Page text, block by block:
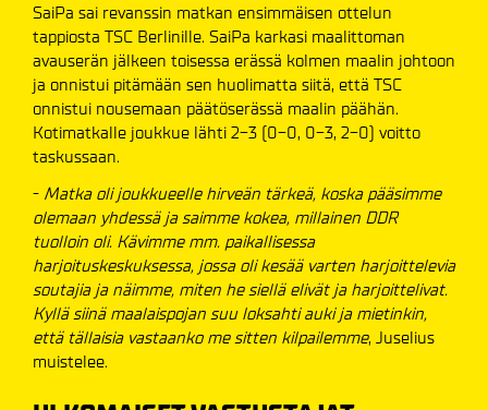
SaiPa sai revanssin matkan ensimmäisen ottelun
tappiosta TSC Berlinille. SaiPa karkasi maalittoman
avauserän jälkeen toisessa erässä kolmen maalin johtoon
ja onnistui pitämään sen huolimatta siitä, että TSC
onnistui nousemaan päätöserässä maalin päähän.
Kotimatkalle joukkue lähti 2-3 (0-0, 0-3, 2-0) voitto
taskussaan.
- Matka oli joukkueelle hirveän tärkeä, koska pääsimme
olemaan yhdessä ja saimme kokea, millainen DDR
tuolloin oli. Kävimme mm. paikallisessa
harjoituskeskuksessa, jossa oli kesää varten harjoittelevia
soutajia ja näimme, miten he siellä elivät ja harjoittelivat.
Kyllä siinä maalaispojan suu loksahti auki ja mietinkin,
että tällaisia vastaanko me sitten kilpailemme, Juselius
muistelee.